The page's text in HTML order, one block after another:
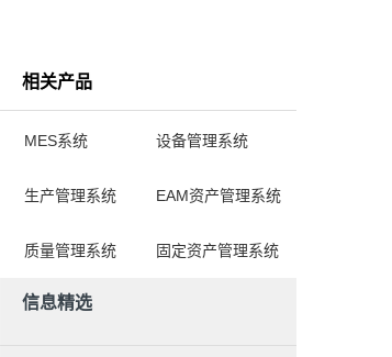
相关产品
MES系统 设备管理系统
生产管理系统 EAM资产管理系统
质量管理系统 固定资产管理系统
信息精选